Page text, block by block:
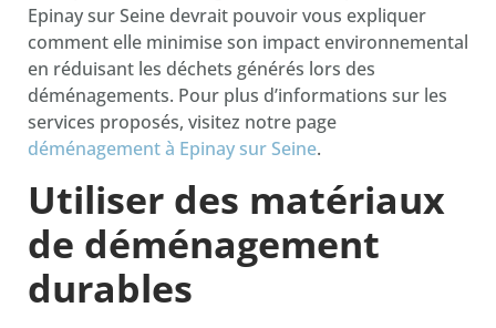
Epinay sur Seine devrait pouvoir vous expliquer
comment elle minimise son impact environnemental
en réduisant les déchets générés lors des
déménagements. Pour plus d’informations sur les
services proposés, visitez notre page
déménagement à Epinay sur Seine.
Utiliser des matériaux
de déménagement
durables